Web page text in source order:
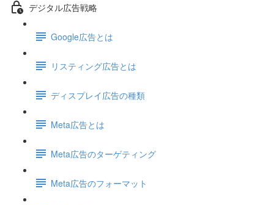
デジタル広告戦略
Google広告とは
リスティング広告とは
ディスプレイ広告の種類
Meta広告とは
Meta広告のターゲティング
Meta広告のフォーマット